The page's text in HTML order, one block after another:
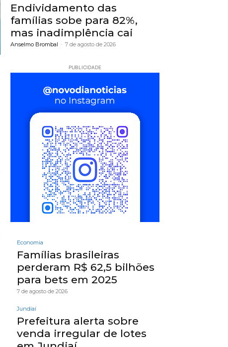
Endividamento das
famílias sobe para 82%,
mas inadimplência cai
Anselmo Brombal - 7 de agosto de 2026
PUBLICIDADE
Economia
Famílias brasileiras
perderam R$ 62,5 bilhões
para bets em 2025
7 de agosto de 2026
Jundiaí
Prefeitura alerta sobre
venda irregular de lotes